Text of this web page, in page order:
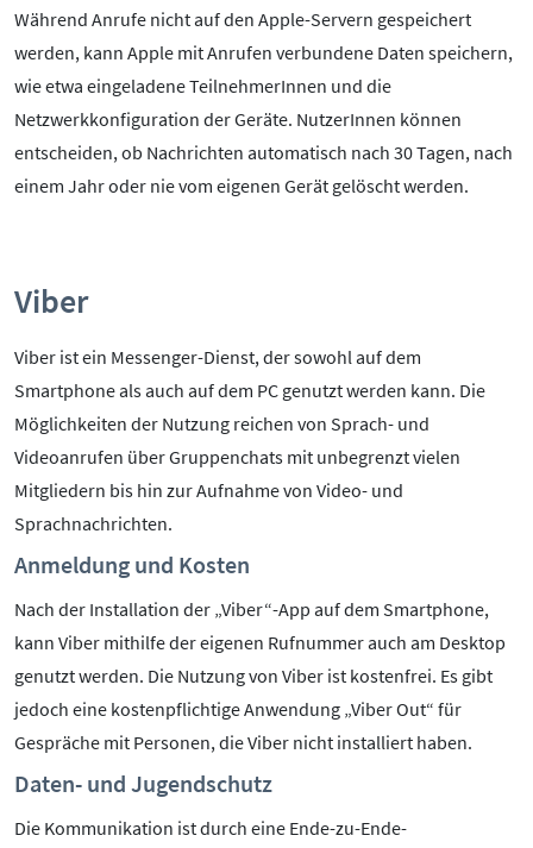
Während Anrufe nicht auf den Apple-Servern gespeichert
werden, kann Apple mit Anrufen verbundene Daten speichern,
wie etwa eingeladene TeilnehmerInnen und die
Netzwerkkonfiguration der Geräte. NutzerInnen können
entscheiden, ob Nachrichten automatisch nach 30 Tagen, nach
einem Jahr oder nie vom eigenen Gerät gelöscht werden.
Viber
Viber ist ein Messenger-Dienst, der sowohl auf dem
Smartphone als auch auf dem PC genutzt werden kann. Die
Möglichkeiten der Nutzung reichen von Sprach- und
Videoanrufen über Gruppenchats mit unbegrenzt vielen
Mitgliedern bis hin zur Aufnahme von Video- und
Sprachnachrichten.
Anmeldung und Kosten
Nach der Installation der „Viber“-App auf dem Smartphone,
kann Viber mithilfe der eigenen Rufnummer auch am Desktop
genutzt werden. Die Nutzung von Viber ist kostenfrei. Es gibt
jedoch eine kostenpflichtige Anwendung „Viber Out“ für
Gespräche mit Personen, die Viber nicht installiert haben.
Daten- und Jugendschutz
Die Kommunikation ist durch eine Ende-zu-Ende-